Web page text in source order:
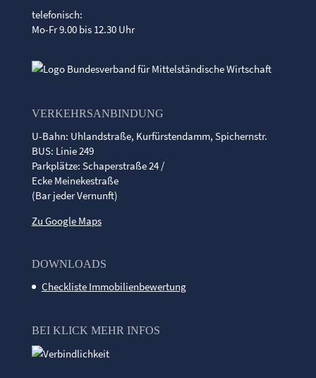
telefonisch:
Mo-Fr 9.00 bis 12.30 Uhr
VERKEHRSANBINDUNG
U-Bahn: Uhlandstraße, Kurfürstendamm, Spichernstr.
BUS: Linie 249
Parkplätze: Schaperstraße 24 /
Ecke Meinekestraße
(Bar jeder Vernunft)
Zu Google Maps
DOWNLOADS
Checkliste Immobilienbewertung
BEI KLICK MEHR INFOS